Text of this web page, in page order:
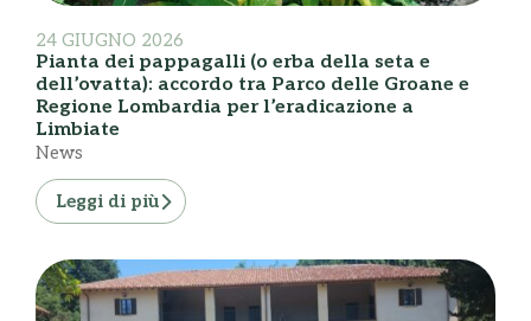
24 GIUGNO 2026
Pianta dei pappagalli (o erba della seta e
dell’ovatta): accordo tra Parco delle Groane e
Regione Lombardia per l’eradicazione a
Limbiate
News
Leggi di più